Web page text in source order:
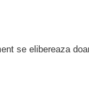
se elibereaza